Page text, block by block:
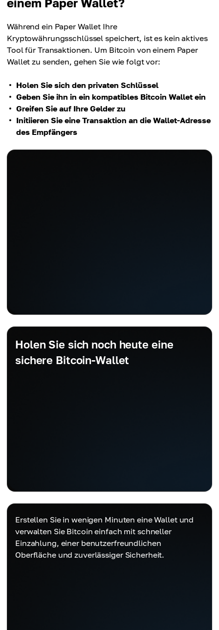
Während ein Paper Wallet Ihre
Kryptowährungsschlüssel speichert, ist es kein aktives
Tool für Transaktionen. Um Bitcoin von einem Paper
Wallet zu senden, gehen Sie wie folgt vor:
Holen Sie sich den privaten Schlüssel
Geben Sie ihn in ein kompatibles Bitcoin Wallet ein
Greifen Sie auf Ihre Gelder zu
Initiieren Sie eine Transaktion an die Wallet-Adresse
des Empfängers
Holen Sie sich noch heute eine
sichere Bitcoin-Wallet
Erstellen Sie in wenigen Minuten eine Wallet und
verwalten Sie Bitcoin einfach mit schneller
Einzahlung, einer benutzerfreundlichen
Oberfläche und zuverlässiger Sicherheit.